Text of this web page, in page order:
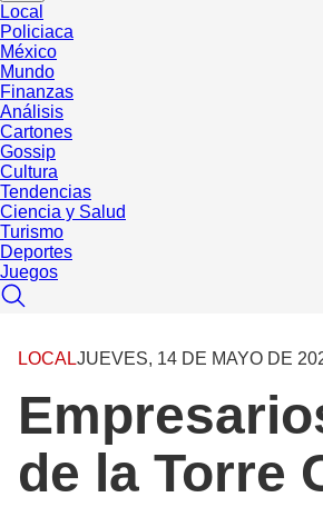
Local
Policiaca
México
Mundo
Finanzas
Análisis
Cartones
Gossip
Cultura
Tendencias
Ciencia y Salud
Turismo
Deportes
Juegos
LOCALJUEVES, 14 DE MAYO DE
de la Torre